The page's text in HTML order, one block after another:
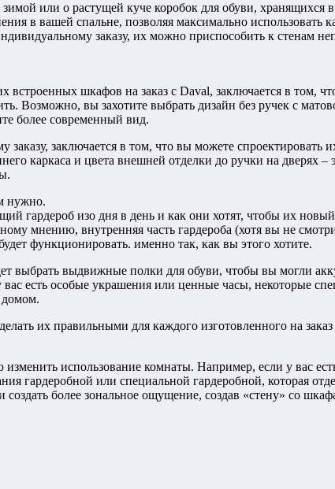
или о растущей куче коробок для обуви, хранящихся
в вашей спальне, позволяя максимально
заказу, их можно приспособить к стенам
шкафов на заказ с Daval, заключается в том,
Возможно, вы захотите выбрать дизайн без ручек с
более современный вид.
заключается в том, что вы можете спроектировать
каркаса и цвета внешней отделки до ручки на дверях –
нужно.
гардероб изо дня в день и как они хотят, чтобы их
мнению, внутренняя часть гардероба (хотя вы не
функционировать. именно так, как вы этого хотите.
выбрать выдвижные полки для обуви, чтобы вы могли
есть особые украшения или ценные часы, некоторые
домом.
их правильными для каждого изготовленного на
использование комнаты. Например, если у вас
гардеробной или специальной гардеробной, которая
более зональное ощущение, создав «стену» со